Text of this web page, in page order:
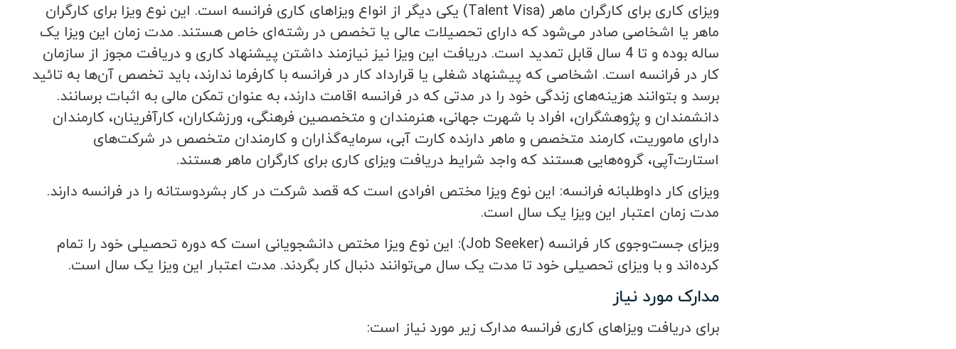
ویزای کاری برای کارگران ماهر (Talent Visa) یکی دیگر از انواع ویزاهای کاری فرانسه است. این نوع ویزا برای کارگران
ماهر یا اشخاصی صادر می‌شود که دارای تحصیلات عالی یا تخصص در رشته‌ای خاص هستند. مدت زمان این ویزا یک
ساله بوده و تا 4 سال قابل تمدید است. دریافت این ویزا نیز نیازمند داشتن پیشنهاد کاری و دریافت مجوز از سازمان
کار در فرانسه است. اشخاصی که پیشنهاد شغلی یا قرارداد کار در فرانسه با کارفرما ندارند، باید تخصص آن‌ها به تائید
برسد و بتوانند هزینه‌های زندگی خود را در مدتی که در فرانسه اقامت دارند، به عنوان تمکن مالی به اثبات برسانند.
دانشمندان و پژوهشگران، افراد با شهرت جهانی، هنرمندان و متخصصین فرهنگی، ورزشکاران، کارآفرینان، کارمندان
دارای ماموریت، کارمند متخصص و ماهر دارنده کارت آبی، سرمایه‌گذاران و کارمندان متخصص در شرکت‌های
استارت‌آپی، گروه‌هایی هستند که واجد شرایط دریافت ویزای کاری برای کارگران ماهر هستند.
ویزای کار داوطلبانه فرانسه: این نوع ویزا مختص افرادی است که قصد شرکت در کار بشردوستانه را در فرانسه دارند.
مدت زمان اعتبار این ویزا یک سال است.
ویزای جست‌وجوی کار فرانسه (Job Seeker): این نوع ویزا مختص دانشجویانی است که دوره تحصیلی خود را تمام
کرده‌اند و با ویزای تحصیلی خود تا مدت یک سال می‌توانند دنبال کار بگردند. مدت اعتبار این ویزا یک سال است.
مدارک مورد نیاز
برای دریافت ویزاهای کاری فرانسه مدارک زیر مورد نیاز است: